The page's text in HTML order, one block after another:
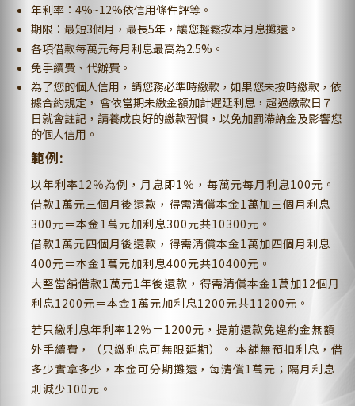
年利率：4%~12%依信用條件評等。
期限：最短3個月，最長5年，讓您輕鬆按本月息攤還。
各項借款每萬元每月利息最高為2.5%。
免手續費、代辦費。
為了您的個人信用，請您務必準時繳款，如果您未按時繳款，依
據合約規定， 會依當期未繳金額加計遲延利息，超過繳款日７
日就會註記，請養成良好的繳款習慣，以免加罰滯納金及影響您
的個人信用。
範例:
以年利率12％為例，月息即1％，每萬元每月利息100元。
借款1萬元三個月後還款，得需清償本金1萬加三個月利息
300元＝本金1萬元加利息300元共10300元。
借款1萬元四個月後還款，得需清償本金1萬加四個月利息
400元＝本金1萬元加利息400元共10400元。
大堅當舖借款1萬元1年後還款，得需清償本金1萬加12個月
利息1200元＝本金1萬元加利息1200元共11200元。
若只繳利息年利率12％＝1200元，提前還款免違約金無額
外手續費，（只繳利息可無限延期）。 本舖無預扣利息，借
多少實拿多少，本金可分期攤還，每清償1萬元；隔月利息
則減少100元。